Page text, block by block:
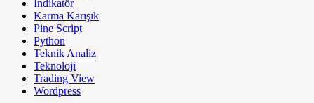
İndikatör
Karma Karışık
Pine Script
Python
Teknik Analiz
Teknoloji
Trading View
Wordpress